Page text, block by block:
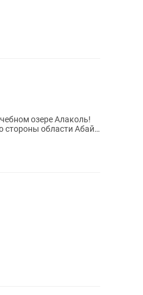
озере Алаколь!
стороны области Абай.